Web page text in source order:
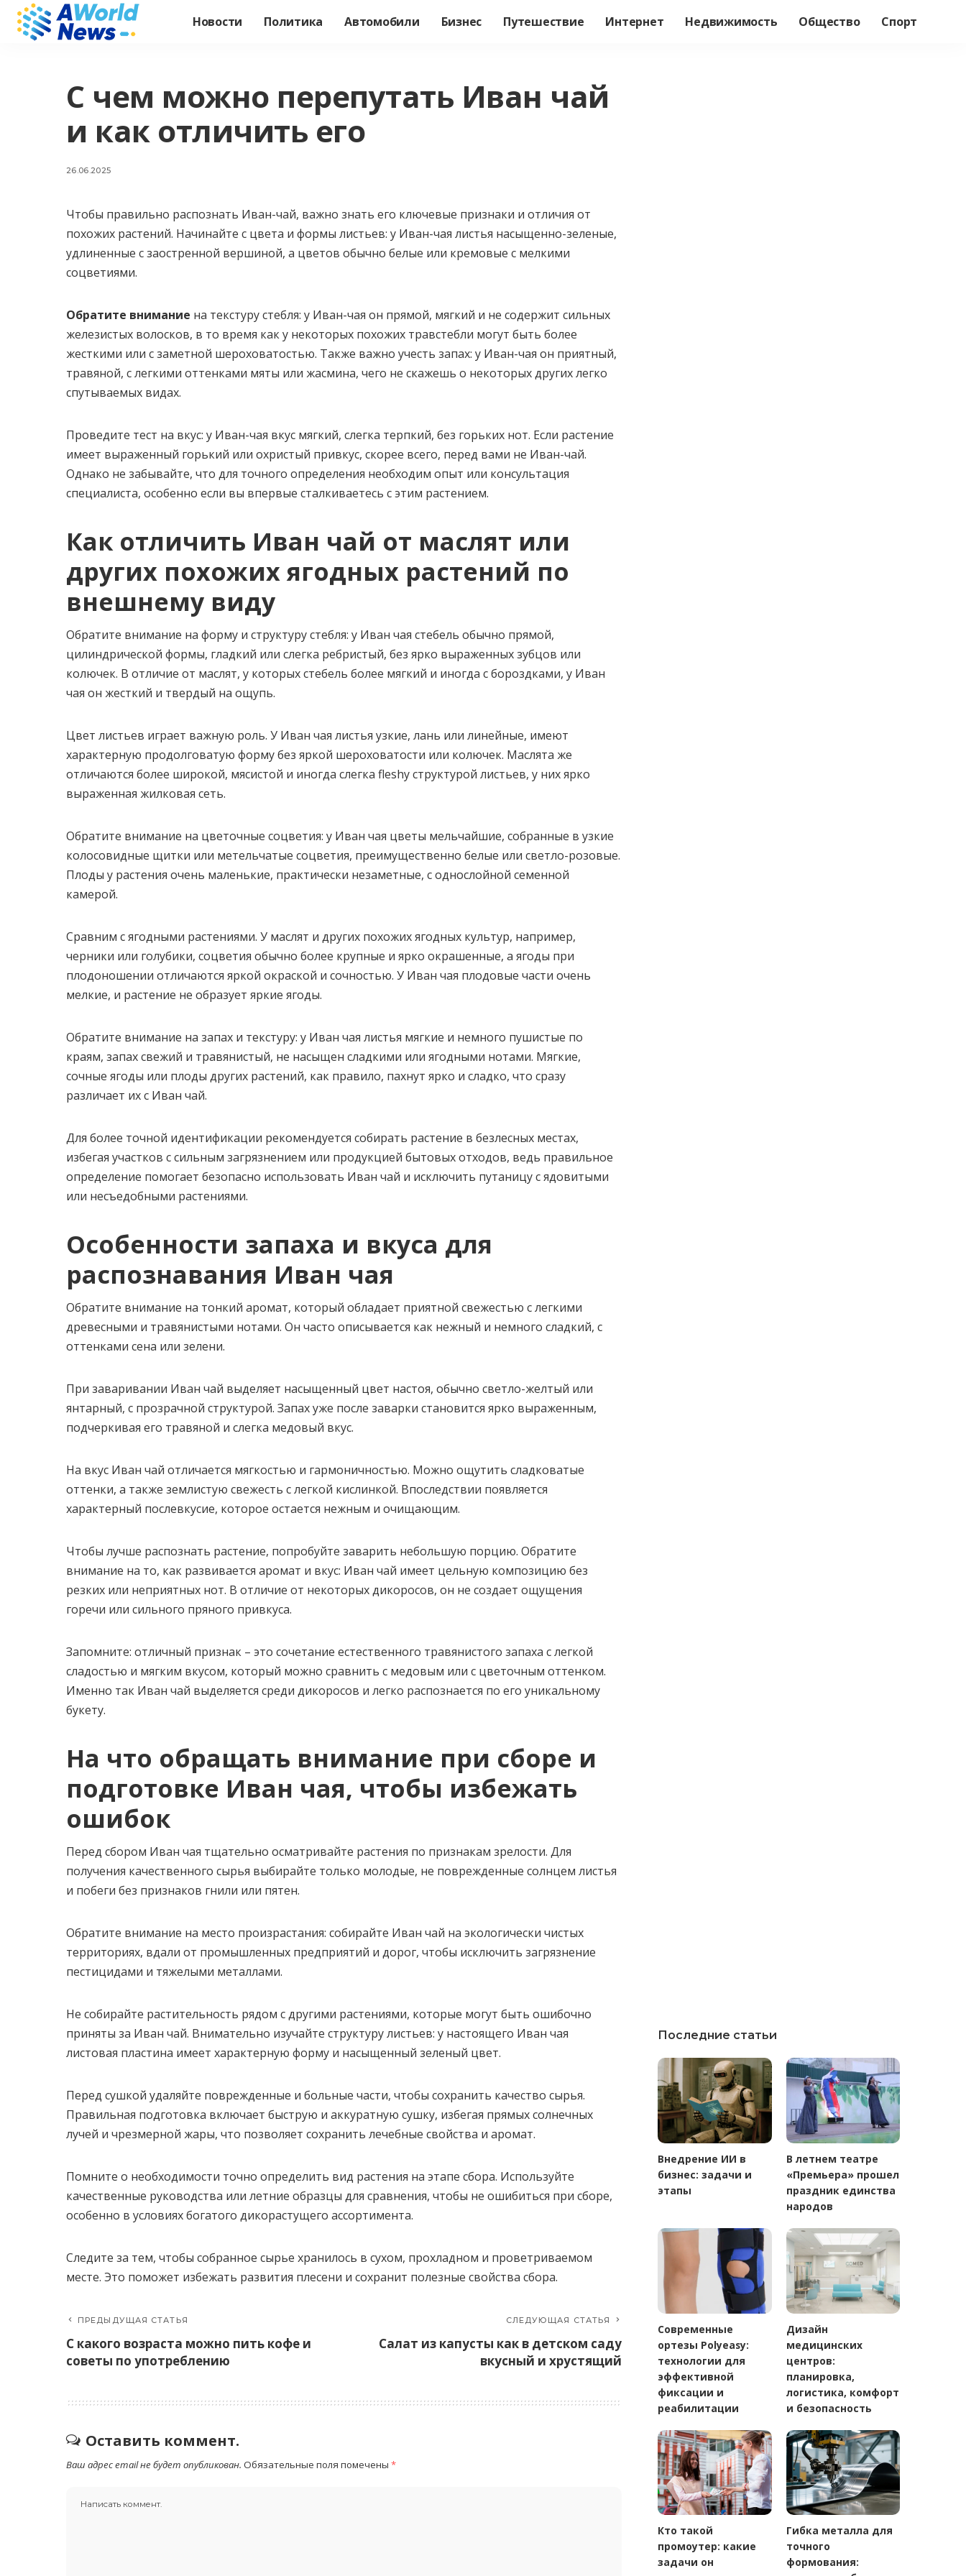
Новости Политика Автомобили Бизнес Путешествие Интернет Недвижимость Общество Спорт
С чем можно перепутать Иван чай
и как отличить его
26.06.2025
Чтобы правильно распознать Иван-чай, важно знать его ключевые признаки и отличия от
похожих растений. Начинайте с цвета и формы листьев: у Иван-чая листья насыщенно-зеленые,
удлиненные с заостренной вершиной, а цветов обычно белые или кремовые с мелкими
соцветиями.
Обратите внимание на текстуру стебля: у Иван-чая он прямой, мягкий и не содержит сильных
железистых волосков, в то время как у некоторых похожих травстебли могут быть более
жесткими или с заметной шероховатостью. Также важно учесть запах: у Иван-чая он приятный,
травяной, с легкими оттенками мяты или жасмина, чего не скажешь о некоторых других легко
спутываемых видах.
Проведите тест на вкус: у Иван-чая вкус мягкий, слегка терпкий, без горьких нот. Если растение
имеет выраженный горький или охристый привкус, скорее всего, перед вами не Иван-чай.
Однако не забывайте, что для точного определения необходим опыт или консультация
специалиста, особенно если вы впервые сталкиваетесь с этим растением.
Как отличить Иван чай от маслят или
других похожих ягодных растений по
внешнему виду
Обратите внимание на форму и структуру стебля: у Иван чая стебель обычно прямой,
цилиндрической формы, гладкий или слегка ребристый, без ярко выраженных зубцов или
колючек. В отличие от маслят, у которых стебель более мягкий и иногда с бороздками, у Иван
чая он жесткий и твердый на ощупь.
Цвет листьев играет важную роль. У Иван чая листья узкие, лань или линейные, имеют
характерную продолговатую форму без яркой шероховатости или колючек. Маслята же
отличаются более широкой, мясистой и иногда слегка fleshy структурой листьев, у них ярко
выраженная жилковая сеть.
Обратите внимание на цветочные соцветия: у Иван чая цветы мельчайшие, собранные в узкие
колосовидные щитки или метельчатые соцветия, преимущественно белые или светло-розовые.
Плоды у растения очень маленькие, практически незаметные, с однослойной семенной
камерой.
Сравним с ягодными растениями. У маслят и других похожих ягодных культур, например,
черники или голубики, соцветия обычно более крупные и ярко окрашенные, а ягоды при
плодоношении отличаются яркой окраской и сочностью. У Иван чая плодовые части очень
мелкие, и растение не образует яркие ягоды.
Обратите внимание на запах и текстуру: у Иван чая листья мягкие и немного пушистые по
краям, запах свежий и травянистый, не насыщен сладкими или ягодными нотами. Мягкие,
сочные ягоды или плоды других растений, как правило, пахнут ярко и сладко, что сразу
различает их с Иван чай.
Для более точной идентификации рекомендуется собирать растение в безлесных местах,
избегая участков с сильным загрязнением или продукцией бытовых отходов, ведь правильное
определение помогает безопасно использовать Иван чай и исключить путаницу с ядовитыми
или несъедобными растениями.
Особенности запаха и вкуса для
распознавания Иван чая
Обратите внимание на тонкий аромат, который обладает приятной свежестью с легкими
древесными и травянистыми нотами. Он часто описывается как нежный и немного сладкий, с
оттенками сена или зелени.
При заваривании Иван чай выделяет насыщенный цвет настоя, обычно светло-желтый или
янтарный, с прозрачной структурой. Запах уже после заварки становится ярко выраженным,
подчеркивая его травяной и слегка медовый вкус.
На вкус Иван чай отличается мягкостью и гармоничностью. Можно ощутить сладковатые
оттенки, а также землистую свежесть с легкой кислинкой. Впоследствии появляется
характерный послевкусие, которое остается нежным и очищающим.
Чтобы лучше распознать растение, попробуйте заварить небольшую порцию. Обратите
внимание на то, как развивается аромат и вкус: Иван чай имеет цельную композицию без
резких или неприятных нот. В отличие от некоторых дикоросов, он не создает ощущения
горечи или сильного пряного привкуса.
Запомните: отличный признак – это сочетание естественного травянистого запаха с легкой
сладостью и мягким вкусом, который можно сравнить с медовым или с цветочным оттенком.
Именно так Иван чай выделяется среди дикоросов и легко распознается по его уникальному
букету.
На что обращать внимание при сборе и
подготовке Иван чая, чтобы избежать
ошибок
Перед сбором Иван чая тщательно осматривайте растения по признакам зрелости. Для
получения качественного сырья выбирайте только молодые, не поврежденные солнцем листья
и побеги без признаков гнили или пятен.
Обратите внимание на место произрастания: собирайте Иван чай на экологически чистых
территориях, вдали от промышленных предприятий и дорог, чтобы исключить загрязнение
пестицидами и тяжелыми металлами.
Не собирайте растительность рядом с другими растениями, которые могут быть ошибочно
приняты за Иван чай. Внимательно изучайте структуру листьев: у настоящего Иван чая
листовая пластина имеет характерную форму и насыщенный зеленый цвет.
Перед сушкой удаляйте поврежденные и больные части, чтобы сохранить качество сырья.
Правильная подготовка включает быструю и аккуратную сушку, избегая прямых солнечных
лучей и чрезмерной жары, что позволяет сохранить лечебные свойства и аромат.
Помните о необходимости точно определить вид растения на этапе сбора. Используйте
качественные руководства или летние образцы для сравнения, чтобы не ошибиться при сборе,
особенно в условиях богатого дикорастущего ассортимента.
Следите за тем, чтобы собранное сырье хранилось в сухом, прохладном и проветриваемом
месте. Это поможет избежать развития плесени и сохранит полезные свойства сбора.
ПРЕДЫДУЩАЯ СТАТЬЯ
С какого возраста можно пить кофе и
советы по употреблению
СЛЕДУЮЩАЯ СТАТЬЯ
Салат из капусты как в детском саду
вкусный и хрустящий
Оставить коммент.
Ваш адрес email не будет опубликован. Обязательные поля помечены *
Последние статьи
Внедрение ИИ в
бизнес: задачи и
этапы
В летнем театре
«Премьера» прошел
праздник единства
народов
Современные
ортезы Polyeasy:
технологии для
эффективной
фиксации и
реабилитации
Дизайн
медицинских
центров:
планировка,
логистика, комфорт
и безопасность
Кто такой
промоутер: какие
задачи он
Гибка металла для
точного
формования: